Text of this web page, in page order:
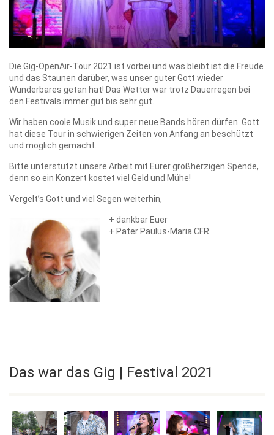
Die Gig-OpenAir-Tour 2021 ist vorbei und was bleibt ist die Freude
und das Staunen darüber, was unser guter Gott wieder
Wunderbares getan hat! Das Wetter war trotz Dauerregen bei
den Festivals immer gut bis sehr gut.
Wir haben coole Musik und super neue Bands hören dürfen. Gott
hat diese Tour in schwierigen Zeiten von Anfang an beschützt
und möglich gemacht.
Bitte unterstützt unsere Arbeit mit Eurer großherzigen Spende,
denn so ein Konzert kostet viel Geld und Mühe!
Vergelt’s Gott und viel Segen weiterhin,
+ dankbar Euer
+ Pater Paulus-Maria CFR
Das war das Gig | Festival 2021